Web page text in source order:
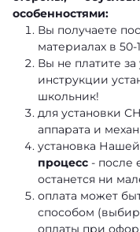
особенностями:
Вы получаете
материалах в 50-
Вы не платите
инструкции
школьник!
для установки
аппарата и
установка
процесс - после
останется ни
оплата может
способом
оплаты при